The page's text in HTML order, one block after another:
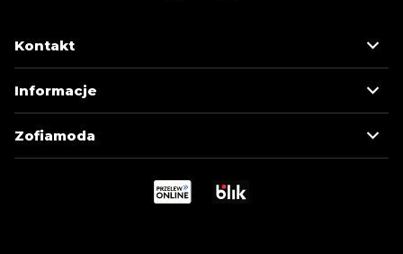
Kontakt
Informacje
Zofiamoda